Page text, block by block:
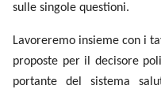
sulle singole questioni.
Lavoreremo insieme con i
proposte per il decisore
portante del sistema